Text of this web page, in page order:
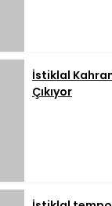
İstiklal
Çıkıyor